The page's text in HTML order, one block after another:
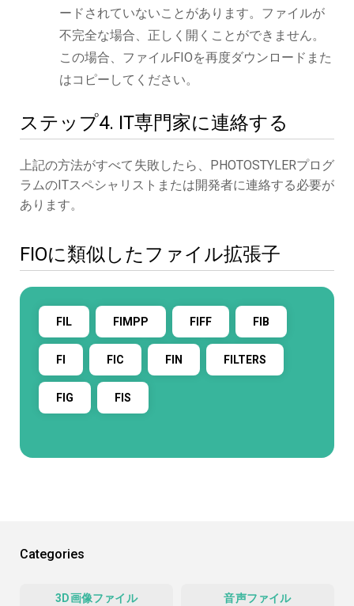
ードされていないことがあります。ファイルが
不完全な場合、正しく開くことができません。
この場合、ファイルFIOを再度ダウンロードまた
はコピーしてください。
ステップ4. IT専門家に連絡する
上記の方法がすべて失敗したら、PHOTOSTYLERプログ
ラムのITスペシャリストまたは開発者に連絡する必要が
あります。
FIOに類似したファイル拡張子
FIL FIMPP FIFF FIB
FI FIC FIN FILTERS
FIG FIS
Categories
3D画像ファイル 音声ファイル